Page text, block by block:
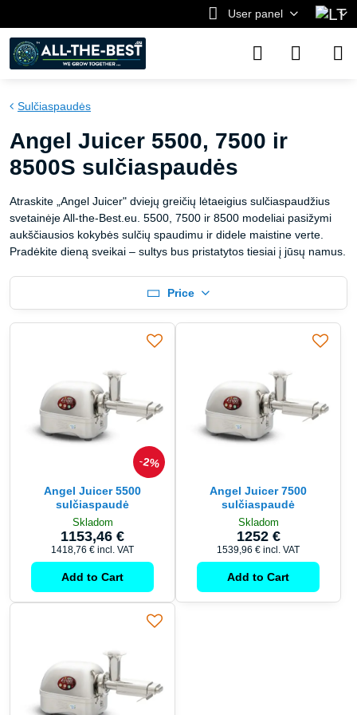
User panel
Sulčiaspaudės
Angel Juicer 5500, 7500 ir
8500S sulčiaspaudės
Atraskite „Angel Juicer" dviejų greičių lėtaeigius sulčiaspaudžius
svetainėje All-the-Best.eu. 5500, 7500 ir 8500 modeliai pasižymi
aukščiausios kokybės sulčių spaudimu ir didele maistine verte.
Pradėkite dieną sveikai – sultys bus pristatytos tiesiai į jūsų namus.
Price
2%
Angel Juicer 5500
sulčiaspaudė
Skladom
1153,46 €
1418,76 € incl. VAT
Add to Cart
Angel Juicer 7500
sulčiaspaudė
Skladom
1252 €
1539,96 € incl. VAT
Add to Cart